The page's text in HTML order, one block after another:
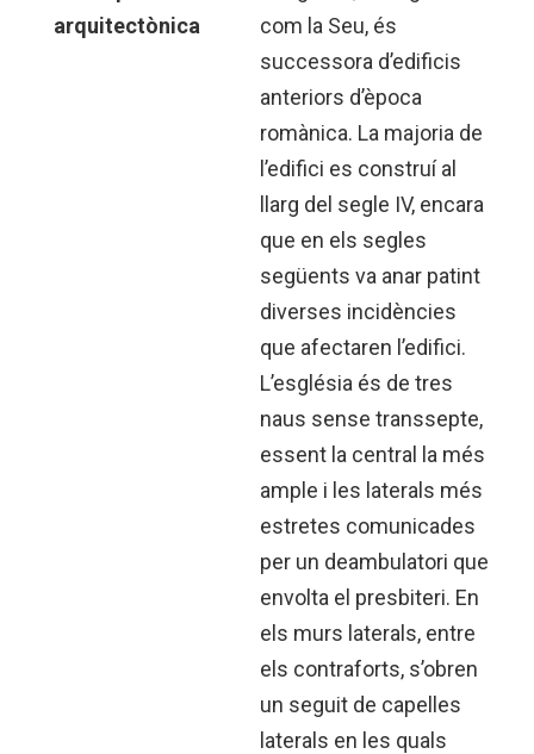
arquitectònica
com la Seu, és
successora d’edificis
anteriors d’època
romànica. La majoria de
l’edifici es construí al
llarg del segle IV, encara
que en els segles
següents va anar patint
diverses incidències
que afectaren l’edifici.
L’església és de tres
naus sense transsepte,
essent la central la més
ample i les laterals més
estretes comunicades
per un deambulatori que
envolta el presbiteri. En
els murs laterals, entre
els contraforts, s’obren
un seguit de capelles
laterals en les quals